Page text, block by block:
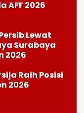
AFF 2026
Lewat
Surabaya
2026
Raih Posisi
2026